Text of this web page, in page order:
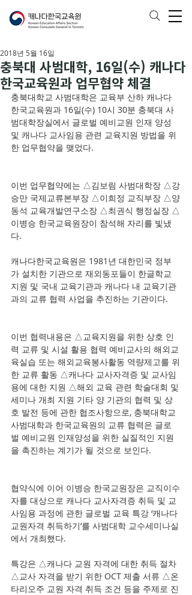
충북대 사범대학, 16일(수) 캐나다
한국교육원과 업무협약 체결
2018년 5월 16일
충북대학교 사범대학은 교육부 산하 캐나다
한국교육원과 16일(수) 10시 30분 충북대 사
범대학장실에서 글로벌 예비교원 인재 양성
및 캐나다 교사임용 관련 교육지원 방법을 위
한 업무협약을 맺었다.
이번 업무협약에는 △김보림 사범대학장 △강
승만 국제교류본부장 △이희정 교직부장 △양
동석 교육개발연구소장 △최권식 행정실장 △
이병승 한국교육원장이 참석해 자리를 빛냈
다.
캐나다한국교육원은 1981년 대한민국 정부
가 설치한 기관으로 재외동포들이 한글학교
지원 및 국내 교육기관과 캐나다 내 교육기관
과의 교류 협력 사업을 추진하는 기관이다.
이번 협력내용은 △교육지원을 위한 상호 인
력 교류 및 시설 활용 협력 예비교사의 해외교
육실습 또는 해외교육봉사활동 역량제고를 위
한 교류 활동 △캐나다 교사자격증 및 교사임
용에 대한 지원 △해외 교육 관련 학술대회 및
세미나 개최 지원 기타 양 기관의 협력 및 상
호 발전 등에 관한 협조사항으로, 충북대학교
사범대학과 한국교육원의 교류 협력은 글로
벌 예비교원 인재양성을 위한 실질적인 지원
을 촉진하는 계기가 될 것으로 보인다.
협약식에 이어 이병승 한국교원장은 교직이수
자를 대상으로 캐나다 교사자격증 취득 및 교
사임용 과정에 관한 글로벌 교육 특강 ‘캐나다
교원자격 취득하기’를 사범대학 교수세미나실
에서 개최했다.
특강은 △캐나다 교원 자격에 대한 취득 절차
△교사 자격을 받기 위한 OCT 제출 서류 △온
타리오주 교원 자격 취득 조건 등을 주제로 진